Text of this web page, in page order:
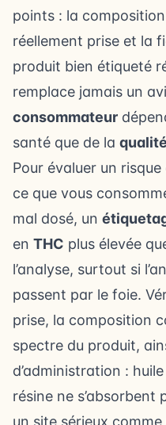
points : la
réellement prise et la
produit bien étiqueté
remplace jamais un
consommateur
santé que de la
Pour évaluer un
ce que vous
mal dosé, un
en THC plus élevée
l’analyse, surtout si
passent par le foie.
prise, la composition
spectre du produit,
d’administration :
résine ne s’absorbent
un site sérieux comme